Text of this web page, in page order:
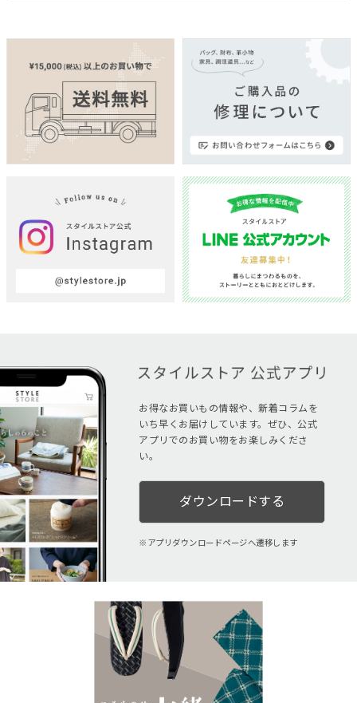
お得なお買いもの情報や、新着コラムを
いち早くお届けしています。ぜひ、公式
アプリでのお買い物をお楽しみくださ
い。
ダウンロードする
アプリダウンロードページへ遷移します